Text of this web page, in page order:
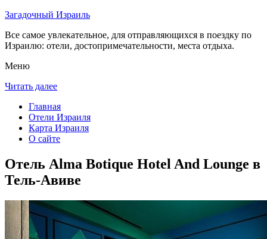
Загадочный Израиль
Все самое увлекательное, для отправляющихся в поездку по
Израилю: отели, достопримечательности, места отдыха.
Меню
Читать далее
Главная
Отели Израиля
Карта Израиля
О сайте
Отель Alma Botique Hotel And Lounge в
Тель-Авиве